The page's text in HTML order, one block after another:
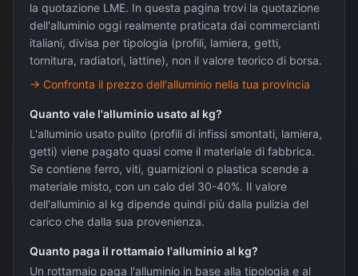
la quotazione LME. In questa pagina trovi la quotazione
dell'alluminio oggi realmente praticata dai commercianti
italiani, divisa per tipologia (profili, lamiera, getti,
tornitura, radiatori, lattine), non il valore teorico di borsa.
→ Confronta il prezzo dell'alluminio nella tua provincia
Quanto vale l'alluminio usato al kg?
L'alluminio usato pulito (profili di infissi smontati, lamiera,
getti) viene pagato quasi come il materiale di fabbrica.
Se contiene ferro, viti, guarnizioni o plastica scende a
materiale misto, con un calo del 30-40%. Il valore
dell'alluminio al kg dipende quindi più dalla pulizia del
carico che dalla sua provenienza.
Quanto paga il rottamaio l'alluminio al kg?
Un rottamaio paga l'alluminio in base alla tipologia e al